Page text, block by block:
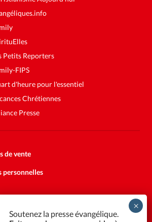
Petits Reporters
FIPS
d'heure pour l'essentiel
Chrétiennes
Presse
de vente
personnelles
Soutenez la presse évangélique.